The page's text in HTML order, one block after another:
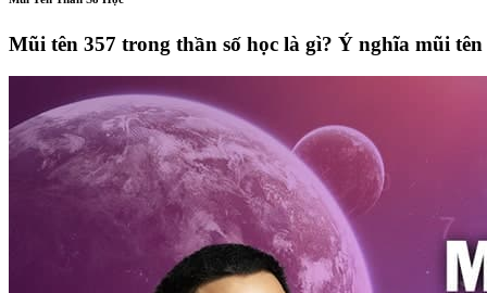
Mũi tên 357 trong thần số học là gì? Ý nghĩa mũi tên